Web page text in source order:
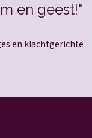
en geest!"
en klachtgerichte